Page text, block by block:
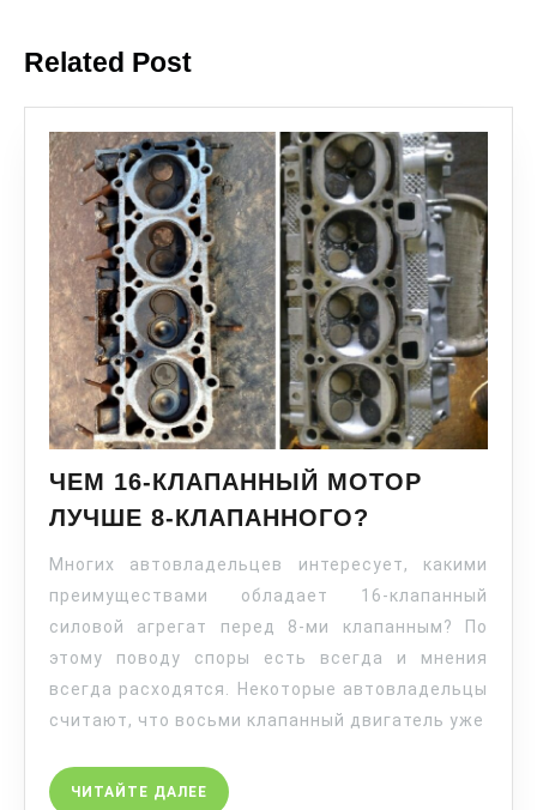
Related Post
ЧЕМ 16-КЛАПАННЫЙ МОТОР
ЛУЧШЕ 8-КЛАПАННОГО?
Многих автовладельцев интересует, какими
преимуществами обладает 16-клапанный
силовой агрегат перед 8-ми клапанным? По
этому поводу споры есть всегда и мнения
всегда расходятся. Некоторые автовладельцы
считают, что восьми клапанный двигатель уже
ЧИТАЙТЕ ДАЛЕЕ